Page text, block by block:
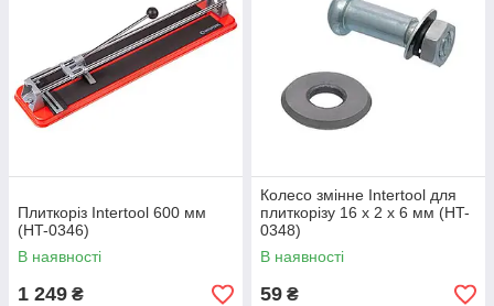
Плиткоріз Intertool 600 мм
(HT-0346)
В наявності
1 249 ₴
Колесо змінне Intertool для
плиткорізу 16 х 2 х 6 мм (HT-
0348)
В наявності
59 ₴